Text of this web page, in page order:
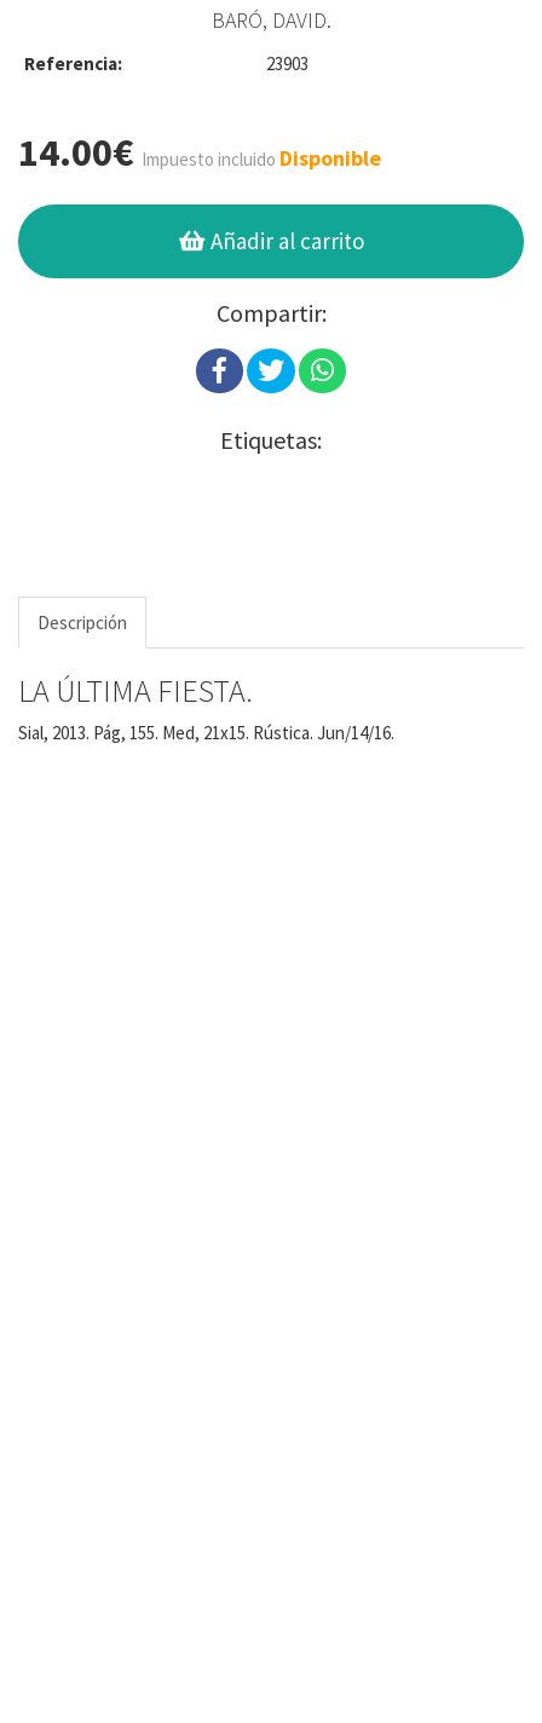
BARÓ, DAVID.
Referencia: 23903
14.00€ Impuesto incluido Disponible
Añadir al carrito
Compartir:
Etiquetas:
Descripción
LA ÚLTIMA FIESTA.
Sial, 2013. Pág, 155. Med, 21x15. Rústica. Jun/14/16.